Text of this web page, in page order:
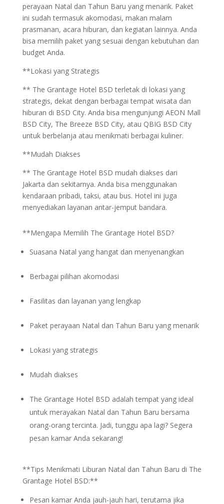
perayaan Natal dan Tahun Baru yang menarik. Paket
ini sudah termasuk akomodasi, makan malam
prasmanan, acara hiburan, dan kegiatan lainnya. Anda
bisa memilih paket yang sesuai dengan kebutuhan dan
budget Anda.
**Lokasi yang Strategis
** The Grantage Hotel BSD terletak di lokasi yang
strategis, dekat dengan berbagai tempat wisata dan
hiburan di BSD City. Anda bisa mengunjungi AEON Mall
BSD City, The Breeze BSD City, atau QBIG BSD City
untuk berbelanja atau menikmati berbagai kuliner.
**Mudah Diakses
** The Grantage Hotel BSD mudah diakses dari
Jakarta dan sekitarnya. Anda bisa menggunakan
kendaraan pribadi, taksi, atau bus. Hotel ini juga
menyediakan layanan antar-jemput bandara.
**Mengapa Memilih The Grantage Hotel BSD?
Suasana Natal yang hangat dan menyenangkan
Berbagai pilihan akomodasi
Fasilitas dan layanan yang lengkap
Paket perayaan Natal dan Tahun Baru yang menarik
Lokasi yang strategis
Mudah diakses
The Grantage Hotel BSD adalah tempat yang ideal
untuk merayakan Natal dan Tahun Baru bersama
orang-orang tercinta. Jadi, tunggu apa lagi? Segera
pesan kamar Anda sekarang!
**Tips Menikmati Liburan Natal dan Tahun Baru di The
Grantage Hotel BSD:**
Pesan kamar Anda jauh-jauh hari, terutama jika